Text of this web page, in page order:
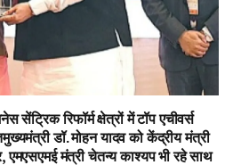
सेंट्रिक रिफॉर्म क्षेत्रों में टॉप एचीवर्स
डॉ. मोहन यादव को केंद्रीय मंत्री
एमएसएमई मंत्री चेतन्य काश्यप भी रहे साथ